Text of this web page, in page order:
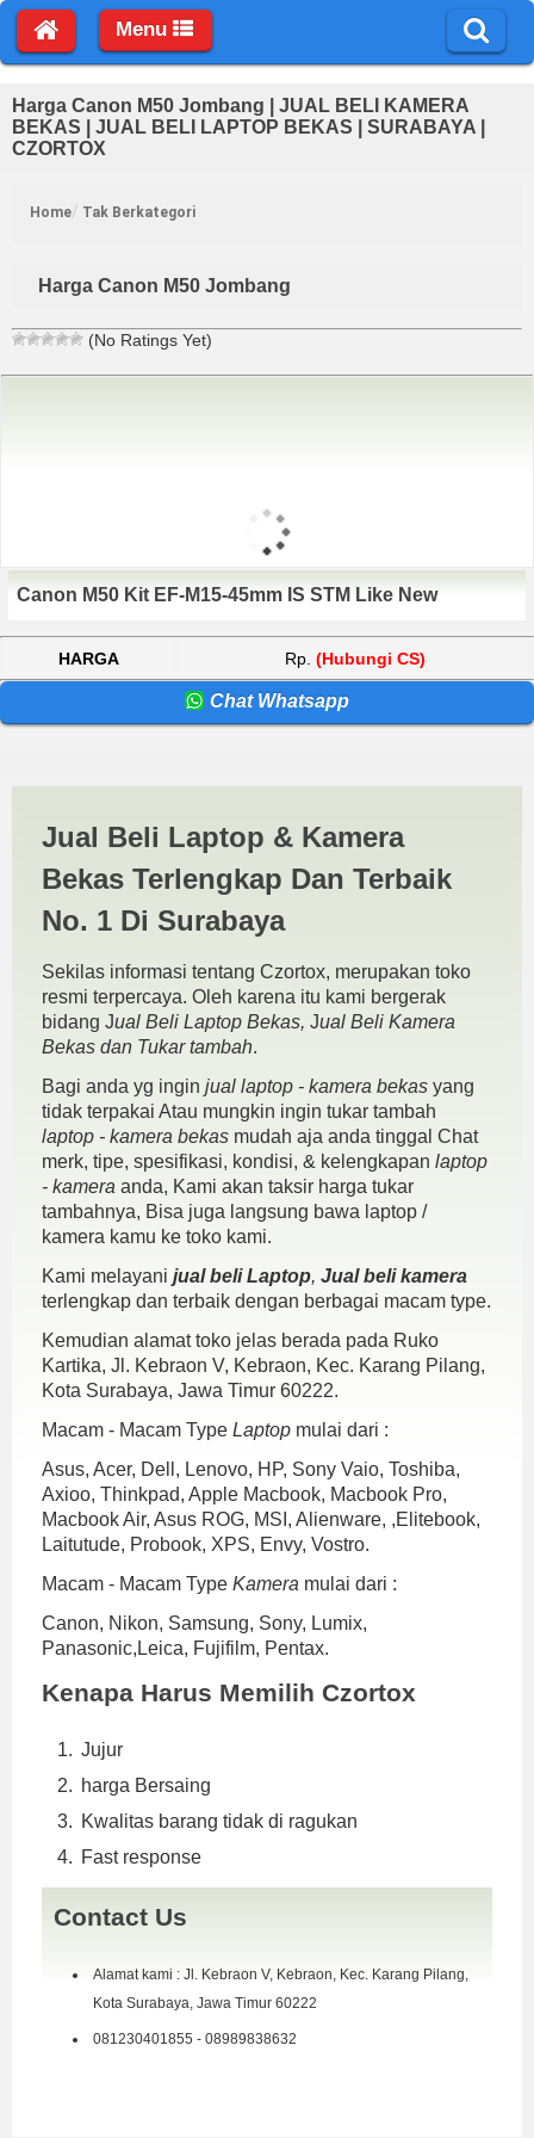
Menu
Harga Canon M50 Jombang | JUAL BELI KAMERA
BEKAS | JUAL BELI LAPTOP BEKAS | SURABAYA |
CZORTOX
Home Tak Berkategori
Harga Canon M50 Jombang
(No Ratings Yet)
Canon M50 Kit EF-M15-45mm IS STM Like New
HARGA Rp. (Hubungi CS)
Chat Whatsapp
JUAL BELI KAMERA BEKAS
| JUAL BELI LAPTOP BEKAS
| SURABAYA
Jual Beli Laptop & Kamera
Bekas Terlengkap Dan Terbaik
No. 1 Di Surabaya
Sekilas informasi tentang Czortox, merupakan toko
resmi terpercaya. Oleh karena itu kami bergerak
bidang Jual Beli Laptop Bekas, Jual Beli Kamera
Bekas dan Tukar tambah.
Bagi anda yg ingin jual laptop - kamera bekas yang
tidak terpakai Atau mungkin ingin tukar tambah
laptop - kamera bekas mudah aja anda tinggal Chat
merk, tipe, spesifikasi, kondisi, & kelengkapan laptop
- kamera anda, Kami akan taksir harga tukar
tambahnya, Bisa juga langsung bawa laptop /
kamera kamu ke toko kami.
Kami melayani jual beli Laptop, Jual beli kamera
terlengkap dan terbaik dengan berbagai macam type.
Kemudian alamat toko jelas berada pada Ruko
Kartika, Jl. Kebraon V, Kebraon, Kec. Karang Pilang,
Kota Surabaya, Jawa Timur 60222.
Macam - Macam Type Laptop mulai dari :
Asus, Acer, Dell, Lenovo, HP, Sony Vaio, Toshiba,
Axioo, Thinkpad, Apple Macbook, Macbook Pro,
Macbook Air, Asus ROG, MSI, Alienware, ,Elitebook,
Laitutude, Probook, XPS, Envy, Vostro.
Macam - Macam Type Kamera mulai dari :
Canon, Nikon, Samsung, Sony, Lumix,
Panasonic,Leica, Fujifilm, Pentax.
Kenapa Harus Memilih Czortox
Jujur
harga Bersaing
Kwalitas barang tidak di ragukan
Fast response
Contact Us
Alamat kami : Jl. Kebraon V, Kebraon, Kec. Karang Pilang,
Kota Surabaya, Jawa Timur 60222
081230401855 - 08989838632